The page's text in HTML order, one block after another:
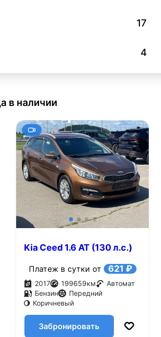
17
4
в наличии
Kia Ceed 1.6 AT (130 л.с.)
Платеж в сутки от 621 ₽
2017 199659км
Автомат
Бензин
Передний
Коричневый
Забронировать